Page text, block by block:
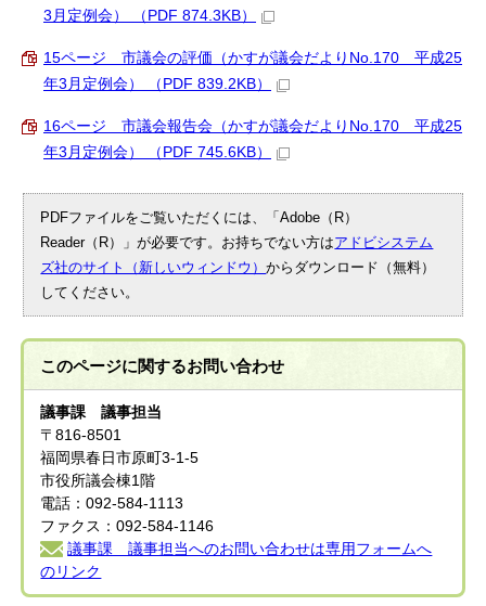
3月定例会） （PDF 874.3KB）
15ページ 市議会の評価（かすが議会だよりNo.170 平成25
年3月定例会） （PDF 839.2KB）
16ページ 市議会報告会（かすが議会だよりNo.170 平成25
年3月定例会） （PDF 745.6KB）
PDFファイルをご覧いただくには、「Adobe（R）
Reader（R）」が必要です。お持ちでない方はアドビシステム
ズ社のサイト（新しいウィンドウ）からダウンロード（無料）
してください。
このページに関するお問い合わせ
議事課 議事担当
〒816-8501
福岡県春日市原町3-1-5
市役所議会棟1階
電話：092-584-1113
ファクス：092-584-1146
議事課 議事担当へのお問い合わせは専用フォームへ
のリンク